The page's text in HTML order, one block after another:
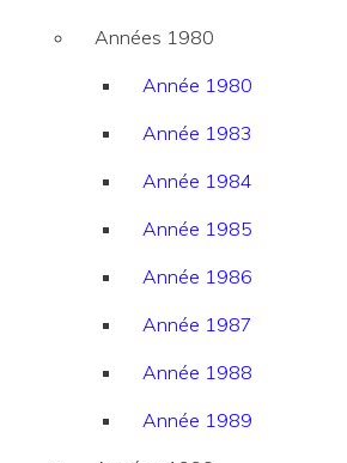
Années 1980
Année 1980
Année 1983
Année 1984
Année 1985
Année 1986
Année 1987
Année 1988
Année 1989